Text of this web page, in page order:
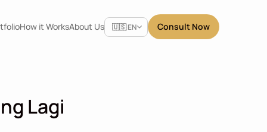
How it WorksAbout Us
Select Language
🇺🇸 EN Consult Now
Lagi